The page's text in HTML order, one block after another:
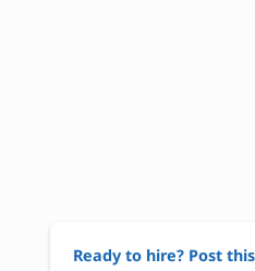
Ready to hire? Post